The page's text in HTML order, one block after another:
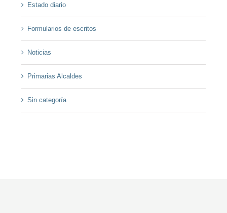
Estado diario
Formularios de escritos
Noticias
Primarias Alcaldes
Sin categoría